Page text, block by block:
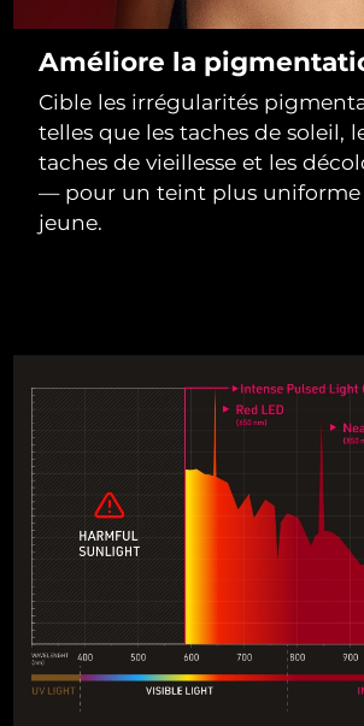
Améliore la
Cible les irrégularités
telles que les taches de soleil,
taches de vieillesse et les
— pour un teint plus uniforme
jeune.
R.A.S. chinoise de
Macao
Malaisie
Malte
Pays-Bas
Nouvelle-Zélande
Norvège
Oman
Philippines
Pologne
Portugal